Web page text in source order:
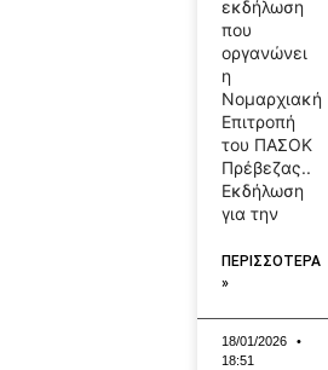
εκδήλωση
που
οργανώνει
η
Νομαρχιακή
Επιτροπή
του ΠΑΣΟΚ
Πρέβεζας..
Εκδήλωση
για την
ΠΕΡΙΣΣΟΤΕΡΑ
»
18/01/2026
18:51